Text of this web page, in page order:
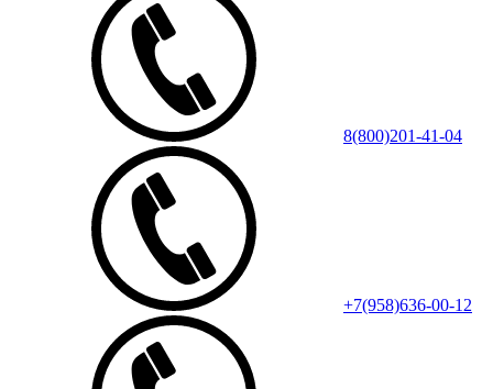
8(800)201-41-04
+7(958)636-00-12